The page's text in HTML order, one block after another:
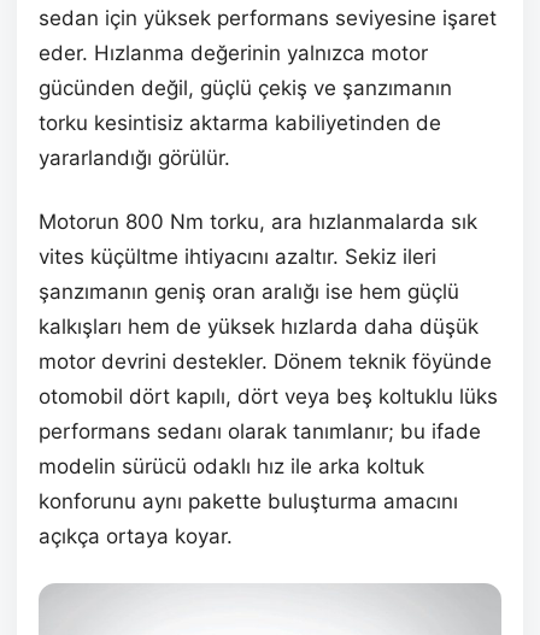
sedan için yüksek performans seviyesine işaret
eder. Hızlanma değerinin yalnızca motor
gücünden değil, güçlü çekiş ve şanzımanın
torku kesintisiz aktarma kabiliyetinden de
yararlandığı görülür.
Motorun 800 Nm torku, ara hızlanmalarda sık
vites küçültme ihtiyacını azaltır. Sekiz ileri
şanzımanın geniş oran aralığı ise hem güçlü
kalkışları hem de yüksek hızlarda daha düşük
motor devrini destekler. Dönem teknik föyünde
otomobil dört kapılı, dört veya beş koltuklu lüks
performans sedanı olarak tanımlanır; bu ifade
modelin sürücü odaklı hız ile arka koltuk
konforunu aynı pakette buluşturma amacını
açıkça ortaya koyar.